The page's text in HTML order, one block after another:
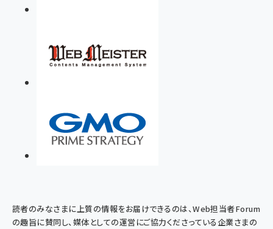
読者のみなさまに上質の情報をお届けできるのは、Web担当者Forum
の趣旨に賛同し、媒体としての運営にご協力くださっている企業さまの